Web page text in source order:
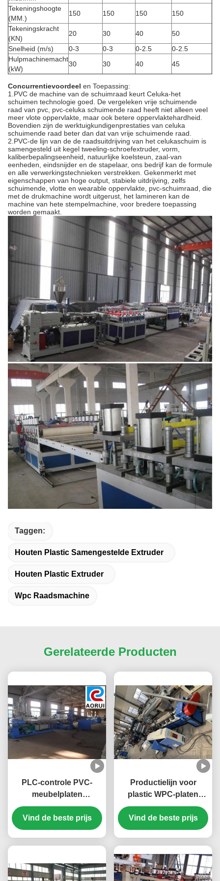
Tekeningshoogte
(MM.)
150 150 150
150
Tekeningskracht
(KN)
20 30 40
50
Snelheid (m/s)
0-3 0-3 0-2.5
0-2.5
Hulpmachinemacht
(kW)
30 30 40 45
Concurrentievoordeel en Toepassing:
1.PVC de machine van de schuimraad keurt Celuka-het
schuimen technologie goed. De vergeleken vrije schuimende
raad van pvc, pvc-celuka schuimende raad heeft niet alleen veel
meer vlote oppervlakte, maar ook betere oppervlaktehardheid.
Bovendien zijn de werktuigkundigenprestaties van celuka
schuimende raad beter dan dat van vrije schuimende raad.
2.PVC-de lijn van de de raadsuitdrijving van het celukaschuim is
samengesteld uit kegel tweeling-schroefextruder, vorm,
kaliberbepalingseenheid, natuurlijke koelsteun, zaal-van
eenheden, eindsnijder en de stapelaar, ons bedrijf kan de formule
en alle verwerkingstechnieken verstrekken. Gekenmerkt met
eigenschappen van hoge output, stabiele uitdrijving, zelfs
schuimende, vlotte en wearable oppervlakte, pvc-schuimraad, die
met de drukmachine wordt uitgerust, het lamineren kan de
machine van hete stempelmachine, voor bredere toepassing
worden gemaakt.
Taggen:
Houten Plastic Samengestelde Extruder
Houten Plastic Extruder
Wpc Raadsmachine
Gerelateerde Producten
PLC-controle PVC-
meubelplaten
productielijn 1220mm
PVC-schuimplaat
productiemachine
Vind de beste prijs
Productielijn voor
plastic WPC-platen
WPC-PCV-
schuimplatenmachine
Plastic board
Vind de beste prijs